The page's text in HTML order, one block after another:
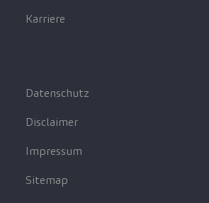
Karriere
Datenschutz
Disclaimer
Impressum
Sitemap